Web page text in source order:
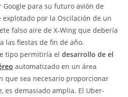
Google para su futuro avión de
por la Oscilación de un
falso aire de X-Wing que debería
las fiestas de fin de año.
tipo permitiría el desarrollo de el
automatizado en un área
que sea necesario proporcionar
es demasiado amplia. El Uber-